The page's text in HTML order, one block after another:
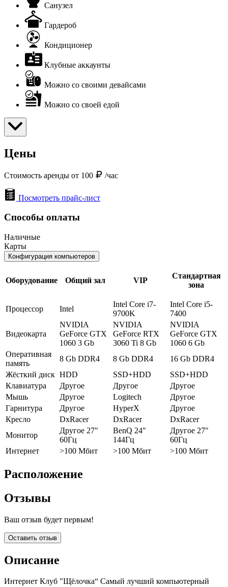
Санузел
Гардероб
Кондиционер
Клубные аккаунты
Можно со своими девайсами
Можно со своей едой
Цены
Стоимость аренды от 100 /час
Посмотреть прайс-лист
Способы оплаты
Наличные
Карты
Конфигурация компьютеров
Оборудование Общий зал VIP
Стандартная
зона
Процессор Intel
Intel Core i7-
9700K
Intel Core i5-
7400
Видеокарта
NVIDIA
GeForce GTX
1060 3 Gb
NVIDIA
GeForce RTX
3060 Ti 8 Gb
NVIDIA
GeForce GTX
1060 6 Gb
Оперативная
память
8 Gb DDR4 8 Gb DDR4
16 Gb DDR4
Жёсткий диск HDD SSD+HDD
SSD+HDD
Клавиатура
Другое Другое
Другое
Мышь
Другое Logitech
Другое
Гарнитура
Другое HyperX
Другое
Кресло
DxRacer DxRacer
DxRacer
Монитор
Другое 27"
60Гц
BenQ 24"
144Гц
Другое 27"
60Гц
Интернет
>100 Мбит >100 Мбит >100 Мбит
Расположение
Отзывы
Ваш отзыв будет первым!
Оставить отзыв
Описание
Интернет Клуб "Щёлочка“ Самый лучший компьютерный